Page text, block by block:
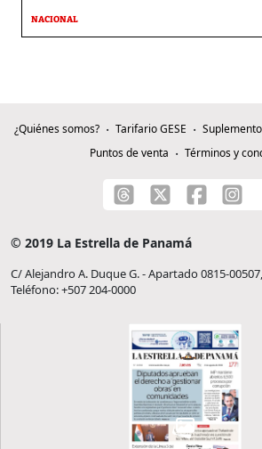
NACIONAL
¿Quiénes somos? Tarifario GESE
Puntos de venta
Términos y
© 2019 La Estrella de Panamá
C/ Alejandro A. Duque G. - Apartado 0815-
Teléfono: +507 204-0000